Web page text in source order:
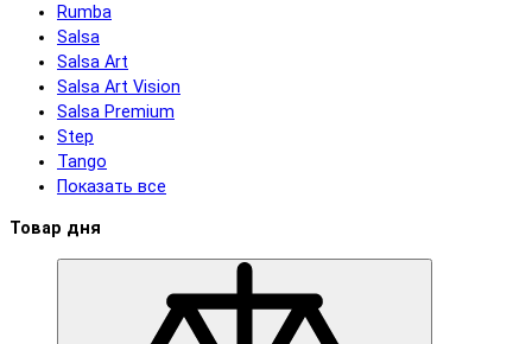
Rumba
Salsa
Salsa Art
Salsa Art Vision
Salsa Premium
Step
Tango
Показать все
Товар дня